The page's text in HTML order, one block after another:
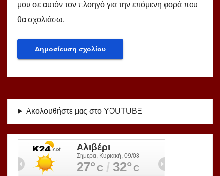
μου σε αυτόν τον πλοηγό για την επόμενη φορά που
θα σχολιάσω.
Ακολουθήστε μας στο YOUTUBE